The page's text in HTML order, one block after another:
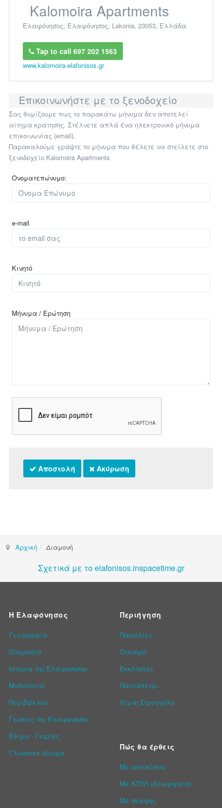
Kalomoira Apartments
Ελαφόνησος, Ελαφόνησος, Lakonia, 23053, Ελλάδα
Tap to call 697 202 1563
www.kalomoira-elafonisos.gr
Επικοινωνήστε με το ξενοδοχείο
Σας θυμίζουμε πως το παρακάτω μήνυμα δεν αποτελεί
αίτημα κράτησης. Στέλνετε απλά ένα ηλεκτρονικό μήνυμα
επικοινωνίας (email).
Παρακαλούμε γράψτε το μήνυμα που θέλετε να στείλετε στο
ξενοδοχείο Kalomoira Apartments
Ονοματεπώνυμο:
e-mail
Κινητό
Μήνυμα / Ερώτηση
Αποστολή Ακύρωση
Αρχική Διαμονή
Σχετικά με το elafonisos.inspacetime.gr
Η Ελαφόνησος
Γεωγραφία
Ονομασία
Ιστορία της Ελαφονήσου
Μυθολογία
Περιβάλλον
Γεύσεις της Ελαφονήσου
Έθιμα - Γιορτές
Γλωσσικό ιδίωμα
Περιήγηση
Παραλίες
Οικισμοί
Εκκλησίες
Παυλοπέτρι
Λίμνη Στρογγύλη
Πώς θα έρθεις
Με αυτοκίνητο
Με ΚΤΕΛ (Λεωφορείο)
Με σκάφος